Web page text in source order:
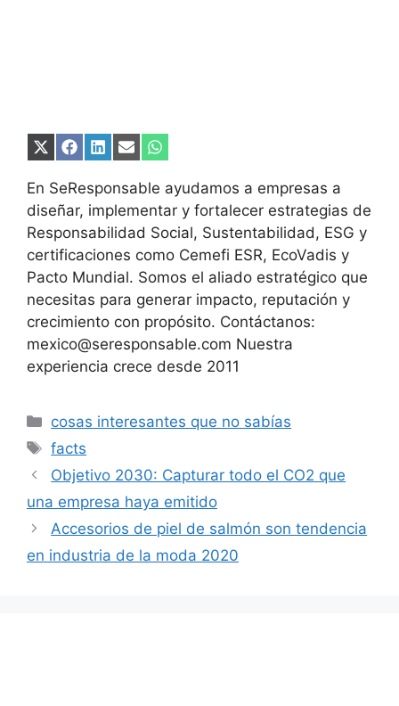
Compartir
X
(Twitter)
Compartir
Facebook
Compartir
LinkedIn
Compartir
Email
Compartir
WhatsApp
En SeResponsable ayudamos a empresas a
diseñar, implementar y fortalecer estrategias de
Responsabilidad Social, Sustentabilidad, ESG y
certificaciones como Cemefi ESR, EcoVadis y
Pacto Mundial. Somos el aliado estratégico que
necesitas para generar impacto, reputación y
crecimiento con propósito. Contáctanos:
mexico@seresponsable.com Nuestra
experiencia crece desde 2011
Categorías
cosas interesantes que no sabías
Etiquetas
facts
Objetivo 2030: Capturar todo el CO2 que
una empresa haya emitido
Accesorios de piel de salmón son tendencia
en industria de la moda 2020